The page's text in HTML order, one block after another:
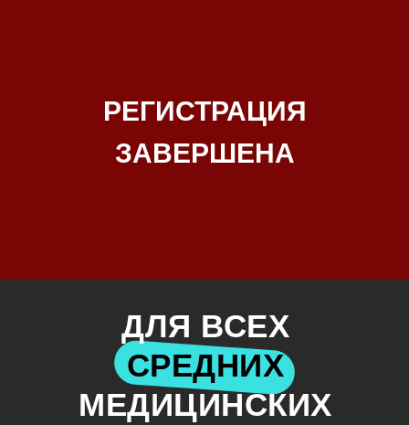
РЕГИСТРАЦИЯ
ЗАВЕРШЕНА
ДЛЯ ВСЕХ
СРЕДНИХ
МЕДИЦИНСКИХ